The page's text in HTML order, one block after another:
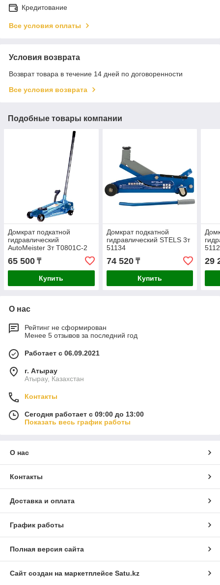
Кредитование
Все условия оплаты
Условия возврата
Возврат товара в течение 14 дней по договоренности
Все условия возврата
Подобные товары компании
Домкрат подкатной
гидравлический
AutoMeister 3т T0801C-2
65 500 ₸
Купить
Домкрат подкатной
гидравлический STELS 3т
51134
74 520₸
Купить
29
О нас
Рейтинг не сформирован
Менее 5 отзывов за последний год
Работает с 06.09.2021
г. Атырау
Атырау, Казахстан
Контакты
Сегодня работает с 09:00 до 13:00
Показать весь график работы
О нас
Контакты
Доставка и оплата
График работы
Полная версия сайта
Сайт создан на маркетплейсе Satu.kz